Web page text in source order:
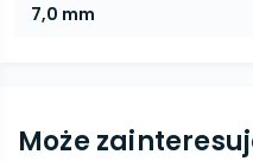
7,0 mm
Może